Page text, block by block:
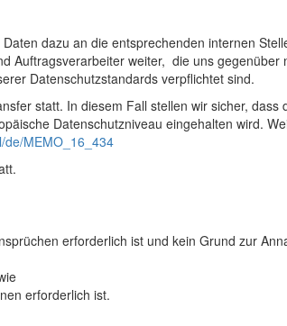
dazu an die entsprechenden internen
Auftragsverarbeiter weiter, die uns gegenüber
Datenschutzstandards verpflichtet sind.
statt. In diesem Fall stellen wir sicher, dass
Datenschutzniveau eingehalten wird.
de/MEMO_16_434
erforderlich ist und kein Grund zur
erforderlich ist.